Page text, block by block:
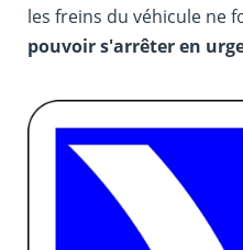
les freins du véhicule ne
pouvoir s'arrêter en